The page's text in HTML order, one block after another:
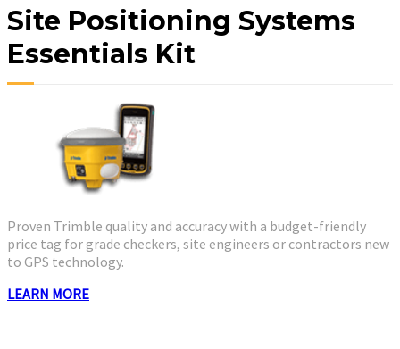
Site Positioning Systems
Essentials Kit
Proven Trimble quality and accuracy with a budget-friendly
price tag for grade checkers, site engineers or contractors new
to GPS technology.
LEARN MORE